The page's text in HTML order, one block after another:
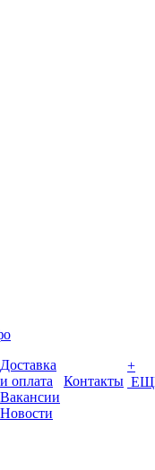
Доставка
и оплата
Вакансии
Новости
Контакты
+